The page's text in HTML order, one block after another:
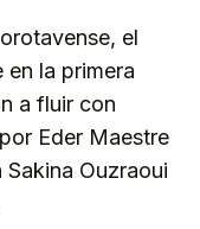
el
la primera
a fluir con
Eder Maestre
Ouzraoui